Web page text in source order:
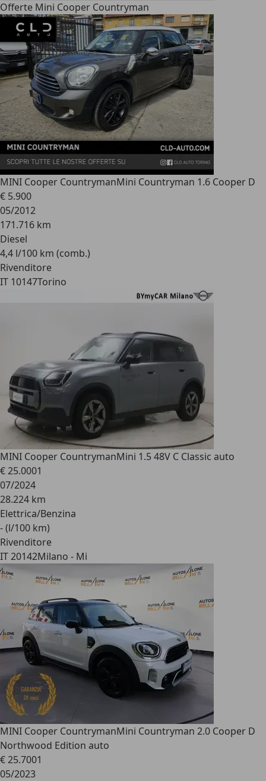
Offerte Mini Cooper Countryman
MINI Cooper CountrymanMini Countryman 1.6 Cooper D
€ 5.900
05/2012
171.716 km
Diesel
4,4 l/100 km (comb.)
Rivenditore
IT 10147Torino
MINI Cooper CountrymanMini 1.5 48V C Classic auto
€ 25.0001
07/2024
28.224 km
Elettrica/Benzina
- (l/100 km)
Rivenditore
IT 20142Milano - Mi
MINI Cooper CountrymanMini Countryman 2.0 Cooper D
Northwood Edition auto
€ 25.7001
05/2023